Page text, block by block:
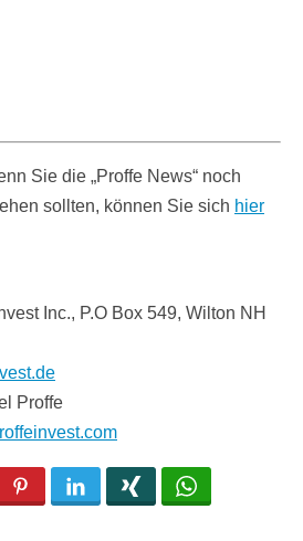
Sie die „Proffe News“ noch
sollten, können Sie sich hier
Inc., P.O Box 549, Wilton NH
Proffe
Pinterest LinkedIn